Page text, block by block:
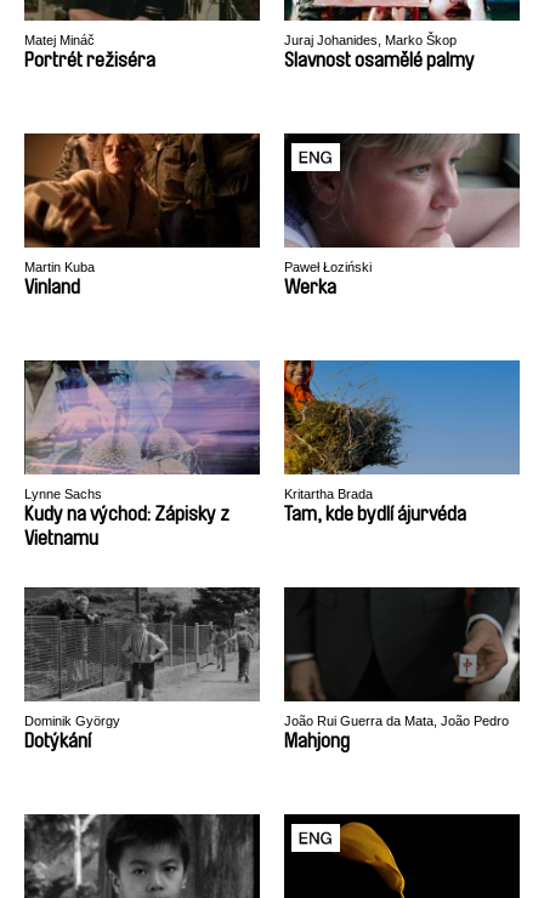
Matej Mináč
Portrét režiséra
Juraj Johanides, Marko Škop
Slavnost osamělé palmy
Martin Kuba
Vinland
Paweł Łoziński
Werka
Lynne Sachs
Kudy na východ: Zápisky z
Vietnamu
Kritartha Brada
Tam, kde bydlí ájurvéda
Dominik György
Dotýkání
João Rui Guerra da Mata, João Pedro
Rodrigues
Mahjong